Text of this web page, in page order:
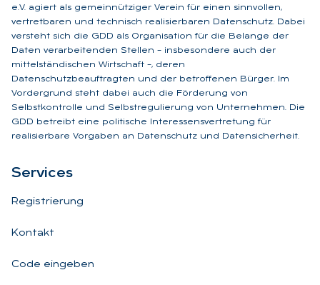
e.V. agiert als gemeinnütziger Verein für einen sinnvollen,
vertretbaren und technisch realisierbaren Datenschutz. Dabei
versteht sich die GDD als Organisation für die Belange der
Daten verarbeitenden Stellen – insbesondere auch der
mittelständischen Wirtschaft –, deren
Datenschutzbeauftragten und der betroffenen Bürger. Im
Vordergrund steht dabei auch die Förderung von
Selbstkontrolle und Selbstregulierung von Unternehmen. Die
GDD betreibt eine politische Interessensvertretung für
realisierbare Vorgaben an Datenschutz und Datensicherheit.
Ser­vices
Registrierung
Kontakt
Code eingeben